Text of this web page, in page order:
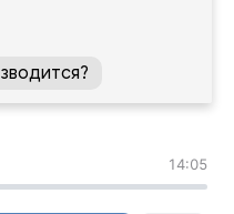
14:05